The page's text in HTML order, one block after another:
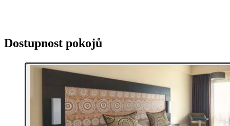
Dostupnost pokojů